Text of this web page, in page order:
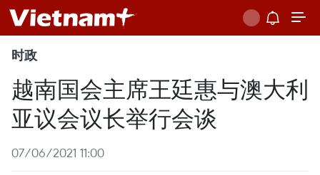
时政
越南国会主席王廷惠与澳大利
亚议会议长举行会谈
07/06/2021 11:00